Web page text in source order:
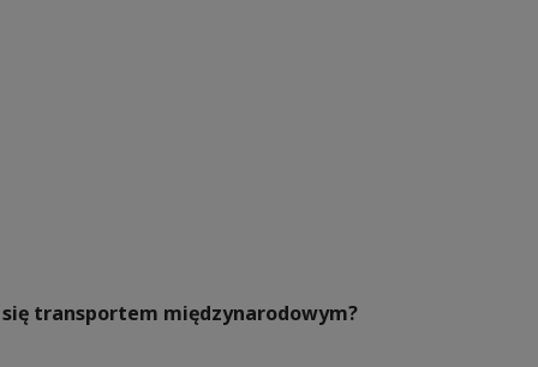
transportem międzynarodowym?